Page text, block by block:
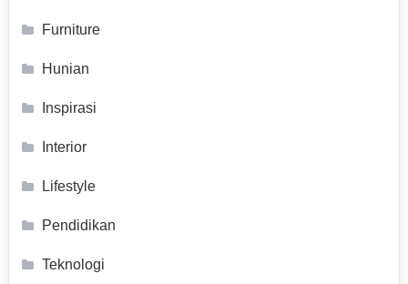
Furniture
Hunian
Inspirasi
Interior
Lifestyle
Pendidikan
Teknologi